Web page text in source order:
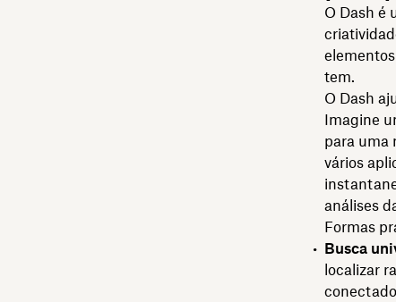
O Dash é
tem.
O Dash
Imagine
para uma
vários
análises
Formas
Busca
localizar